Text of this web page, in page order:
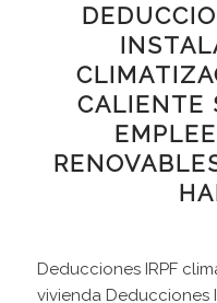
CALIENTE
Deducciones IRPF
vivienda Deducciones